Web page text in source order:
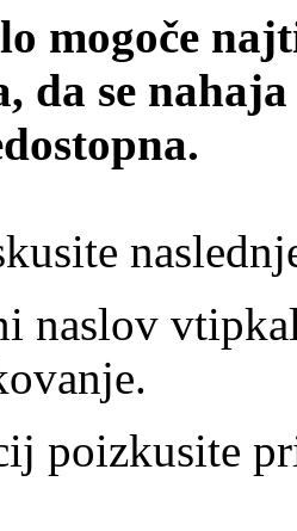
mogoče
da se
naslov
poizkusite